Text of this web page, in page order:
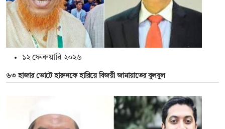
১২ ফেব্রুয়ারি ২০২৬
৬৩ হাজার ভোটে হারুনকে হারিয়ে বিজয়ী জামায়াতের বুলবুল